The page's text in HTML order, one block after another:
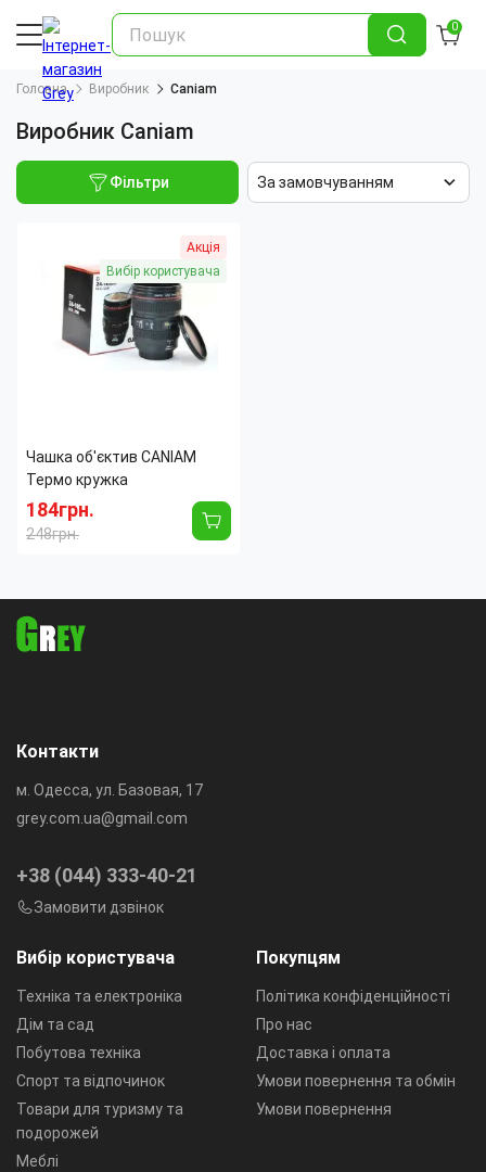
0
Головна Виробник Caniam
Виробник Caniam
Фільтри За замовчуванням
Акція
Вибір користувача
Чашка об'єктив CANIAM
Термо кружка
184грн.
248грн.
Вибір користувача
Техніка та електроніка
Дім та сад
Побутова техніка
Спорт та відпочинок
Товари для туризму та
подорожей
Меблі
Покупцям
Політика конфіденційності
Про нас
Доставка і оплата
Умови повернення та обмін
Умови повернення
Контакти
м. Одесса, ул. Базовая, 17
grey.com.ua@gmail.com
+38 (044) 333-40-21
Замовити дзвінок